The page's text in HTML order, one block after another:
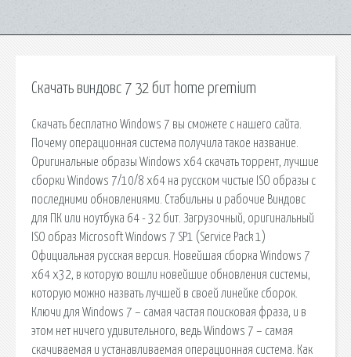
Скачать виндовс 7 32 бит home premium
Скачать бесплатно Windows 7 вы сможете с нашего сайта.
Почему операционная система получила такое название.
Оригинальные образы Windows x64 скачать торрент, лучшие
сборки Windows 7/10/8 x64 на русском чистые ISO образы с
последними обновлениями. Стабильны и рабочие Виндовс
для ПК или ноутбука 64 - 32 бит. Загрузочный, оригинальный
ISO образ Microsoft Windows 7 SP1 (Service Pack 1)
Официальная русская версия. Новейшая сборка Windows 7
x64 x32, в которую вошли новейшие обновления системы,
которую можно назвать лучшей в своей линейке сборок.
Ключи для Windows 7 – самая частая поисковая фраза, и в
этом нет ничего удивительного, ведь Windows 7 – самая
скачиваемая и устанавливаемая операционная система. Как